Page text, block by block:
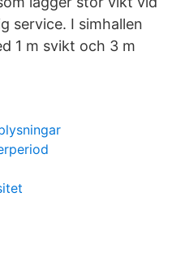
service. I simhallen
1 m svikt och 3 m